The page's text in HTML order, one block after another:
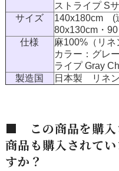
ストライプ S
サイズ
140x180cm (
80x130cm・90
仕様
麻100%（リ
カラー：グレ
ライプ Gray
製造国
日本製 リネ
■ この商品を購入
商品も購入されて
すか？